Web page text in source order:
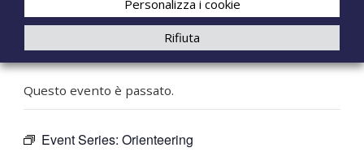
n
i
a
l
« Tutti gli Eventi
Questo evento è passato.
Event Series: Orienteering
Personalizza i cookie
Rifiuta